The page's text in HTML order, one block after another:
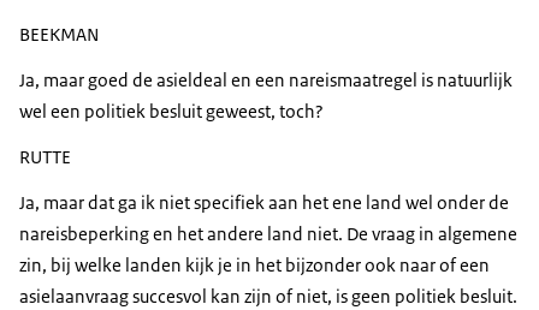
BEEKMAN
Ja, maar goed de asieldeal en een nareismaatregel is natuurlijk
wel een politiek besluit geweest, toch?
RUTTE
Ja, maar dat ga ik niet specifiek aan het ene land wel onder de
nareisbeperking en het andere land niet. De vraag in algemene
zin, bij welke landen kijk je in het bijzonder ook naar of een
asielaanvraag succesvol kan zijn of niet, is geen politiek besluit.